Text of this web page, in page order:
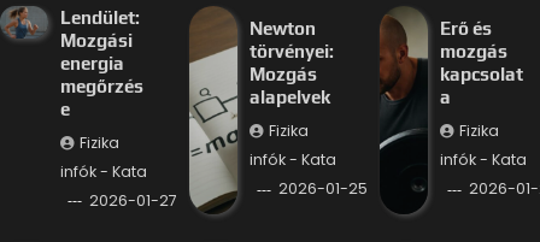
Lendület:
Mozgási
energia
megőrzés
e
Fizika
infók - Kata
2026-01-27
Newton
törvényei:
Mozgás
alapelvek
Fizika
infók - Kata
2026-01-25
Erő és
mozgás
kapcsolat
a
Fizika
infók - Kata
2026-